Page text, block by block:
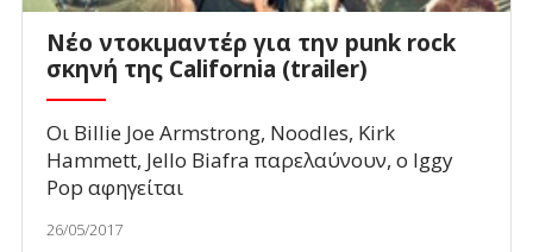
Νέο ντοκιμαντέρ για την punk rock
σκηνή της California (trailer)
Οι Billie Joe Armstrong, Noodles, Kirk
Hammett, Jello Biafra παρελαύνουν, ο Iggy
Pop αφηγείται
26/05/2017